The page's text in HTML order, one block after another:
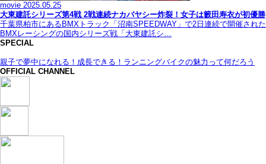
movie 2025.05.25
大東建託シリーズ第4戦 2戦連続ナカバヤシー炸裂！女子は籔田寿衣が初優勝
千葉県柏市にあるBMXトラック「沼南SPEEDWAY」で2日連続で開催された
BMXレーシングの国内シリーズ戦「大東建託シ…
SPECIAL
親子で夢中になれる！成長できる！ランニングバイクの魅力って何だろう
OFFICIAL CHANNEL